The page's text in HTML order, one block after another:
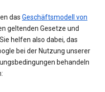
das Geschäftsmodell von
geltenden Gesetze und
helfen also dabei, das
bei der Nutzung unserer
behandeln